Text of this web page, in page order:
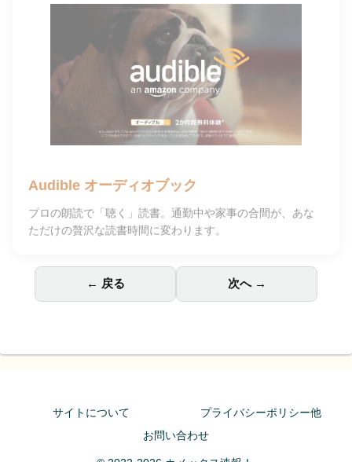
Audible オーディオブック
プロの朗読で「聴く」読書。通勤中や家事の合間が、あな
ただけの贅沢な読書時間に変わります。
← 戻る 次へ →
サイトについて
プライバシーポリシー他
お問い合わせ